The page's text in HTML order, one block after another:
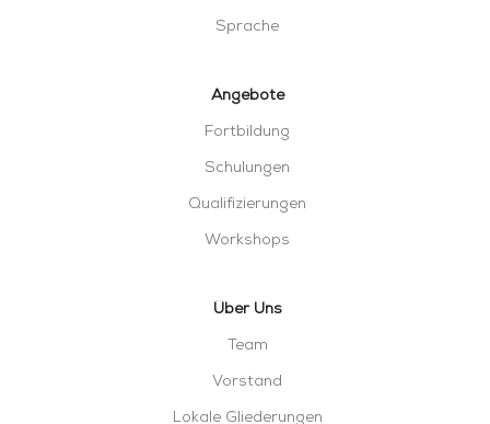
Sprache
Angebote
Fortbildung
Schulungen
Qualifizierungen
Workshops
Über Uns
Team
Vorstand
Lokale Gliederungen